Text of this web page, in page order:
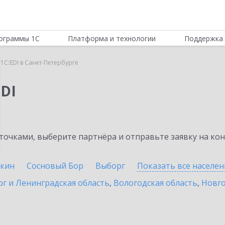
1С Платформа и технологии Поддержка
1C:EDI в Санкт-Петербурге
выберите партнёра и отправьте заявку на
Сосновый Бор Выборг Показать все
и Ленинградская область, Вологодская область,